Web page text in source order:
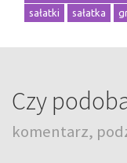
sałatki
sałatka
Czy
komentarz,